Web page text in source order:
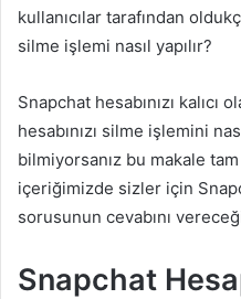
kullanıcılar tarafından
silme işlemi nasıl yapılır?
Snapchat hesabınızı
hesabınızı silme işlemini
bilmiyorsanız bu makale
içeriğimizde sizler için
sorusunun cevabını
Snapchat